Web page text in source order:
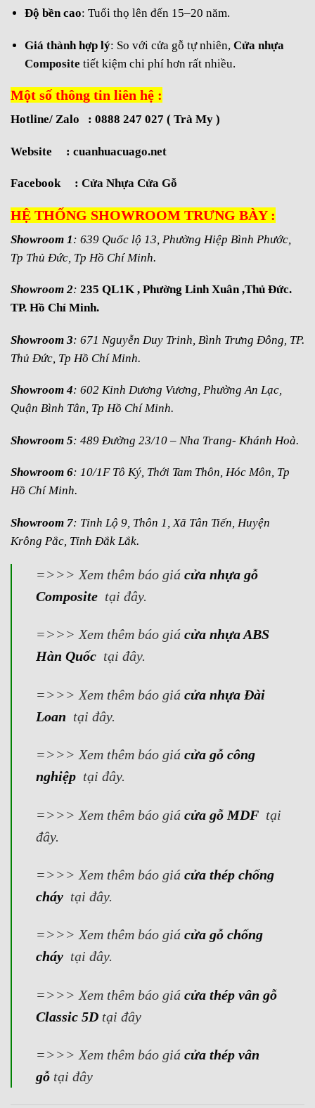
Độ bền cao: Tuổi thọ lên đến 15–20 năm.
Giá thành hợp lý: So với cửa gỗ tự nhiên, Cửa nhựa
Composite tiết kiệm chi phí hơn rất nhiều.
Một số thông tin liên hệ :
Hotline/ Zalo : 0888 247 027 ( Trà My )
Website : cuanhuacuago.net
Facebook : Cửa Nhựa Cửa Gỗ
HỆ THỐNG SHOWROOM TRƯNG BÀY :
Showroom 1: 639 Quốc lộ 13, Phường Hiệp Bình Phước,
Tp Thủ Đức, Tp Hồ Chí Minh.
Showroom 2: 235 QL1K , Phường Linh Xuân ,Thủ Đức.
TP. Hồ Chí Minh.
Showroom 3: 671 Nguyễn Duy Trinh, Bình Trưng Đông, TP.
Thủ Đức, Tp Hồ Chí Minh.
Showroom 4: 602 Kinh Dương Vương, Phường An Lạc,
Quận Bình Tân, Tp Hồ Chí Minh.
Showroom 5: 489 Đường 23/10 – Nha Trang- Khánh Hoà.
Showroom 6: 10/1F Tô Ký, Thới Tam Thôn, Hóc Môn, Tp
Hồ Chí Minh.
Showroom 7: Tỉnh Lộ 9, Thôn 1, Xã Tân Tiến, Huyện
Krông Pắc, Tỉnh Đắk Lắk.
=>>> Xem thêm báo giá cửa nhựa gỗ
Composite tại đây.
=>>> Xem thêm báo giá cửa nhựa ABS
Hàn Quốctại đây.
=>>> Xem thêm báo giá cửa nhựa Đài
Loan tại đây.
=>>> Xem thêm báo giá cửa gỗ công
nghiệptại đây.
=>>> Xem thêm báo giá cửa gỗ MDF tại
đây.
=>>> Xem thêm báo giá cửa thép chống
cháytại đây.
=>>> Xem thêm báo giá cửa gỗ chống
cháytại đây.
=>>> Xem thêm báo giá cửa thép vân gỗ
Classic 5Dtại đây
=>>> Xem thêm báo giá cửa thép vân
gỗ tại đây